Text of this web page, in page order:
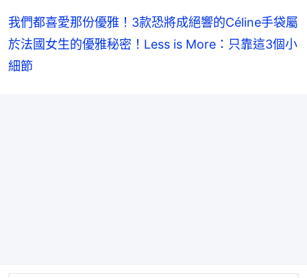
我們都喜愛那份優雅！3款恐將成絕響的Céline手袋屬
於法國女生的優雅秘密！Less is More：只靠這3個小
細節